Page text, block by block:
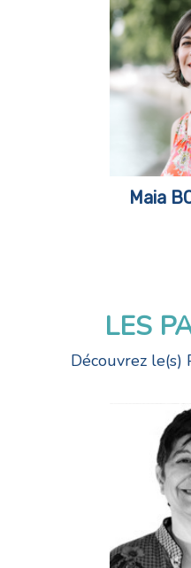
Maia
LES
Découvrez le(s)